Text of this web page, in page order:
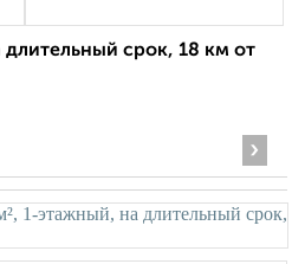
срок, 18 км от
›